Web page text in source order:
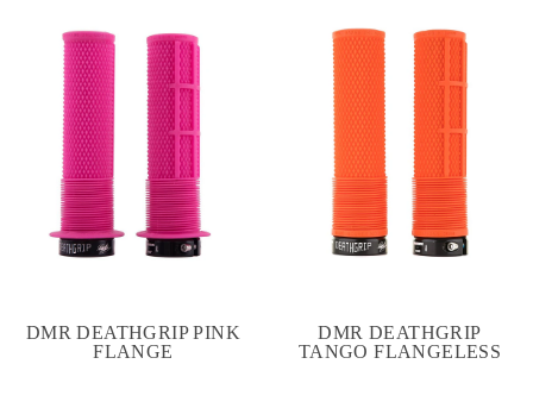
DMR DEATHGRIP PINK
FLANGE
DMR DEATHGRIP
TANGO FLANGELESS